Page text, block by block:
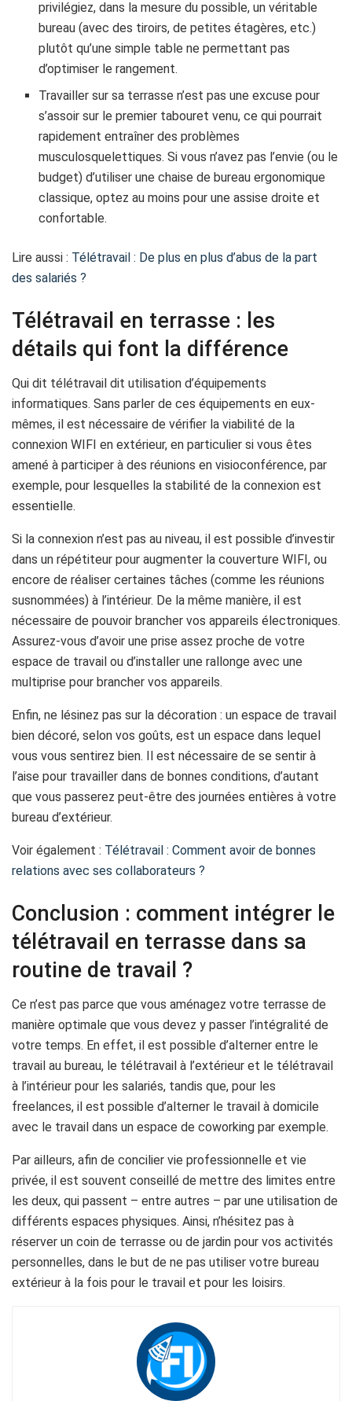
privilégiez, dans la mesure du possible, un véritable
bureau (avec des tiroirs, de petites étagères, etc.)
plutôt qu’une simple table ne permettant pas
d’optimiser le rangement.
Travailler sur sa terrasse n’est pas une excuse pour
s’assoir sur le premier tabouret venu, ce qui pourrait
rapidement entraîner des problèmes
musculosquelettiques. Si vous n’avez pas l’envie (ou le
budget) d’utiliser une chaise de bureau ergonomique
classique, optez au moins pour une assise droite et
confortable.
Lire aussi : Télétravail : De plus en plus d’abus de la part
des salariés ?
Télétravail en terrasse : les
détails qui font la différence
Qui dit télétravail dit utilisation d’équipements
informatiques. Sans parler de ces équipements en eux-
mêmes, il est nécessaire de vérifier la viabilité de la
connexion WIFI en extérieur, en particulier si vous êtes
amené à participer à des réunions en visioconférence, par
exemple, pour lesquelles la stabilité de la connexion est
essentielle.
Si la connexion n’est pas au niveau, il est possible d’investir
dans un répétiteur pour augmenter la couverture WIFI, ou
encore de réaliser certaines tâches (comme les réunions
susnommées) à l’intérieur. De la même manière, il est
nécessaire de pouvoir brancher vos appareils électroniques.
Assurez-vous d’avoir une prise assez proche de votre
espace de travail ou d’installer une rallonge avec une
multiprise pour brancher vos appareils.
Enfin, ne lésinez pas sur la décoration : un espace de travail
bien décoré, selon vos goûts, est un espace dans lequel
vous vous sentirez bien. Il est nécessaire de se sentir à
l’aise pour travailler dans de bonnes conditions, d’autant
que vous passerez peut-être des journées entières à votre
bureau d’extérieur.
Voir également : Télétravail : Comment avoir de bonnes
relations avec ses collaborateurs ?
Conclusion : comment intégrer le
télétravail en terrasse dans sa
routine de travail ?
Ce n’est pas parce que vous aménagez votre terrasse de
manière optimale que vous devez y passer l’intégralité de
votre temps. En effet, il est possible d’alterner entre le
travail au bureau, le télétravail à l’extérieur et le télétravail
à l’intérieur pour les salariés, tandis que, pour les
freelances, il est possible d’alterner le travail à domicile
avec le travail dans un espace de coworking par exemple.
Par ailleurs, afin de concilier vie professionnelle et vie
privée, il est souvent conseillé de mettre des limites entre
les deux, qui passent – entre autres – par une utilisation de
différents espaces physiques. Ainsi, n’hésitez pas à
réserver un coin de terrasse ou de jardin pour vos activités
personnelles, dans le but de ne pas utiliser votre bureau
extérieur à la fois pour le travail et pour les loisirs.